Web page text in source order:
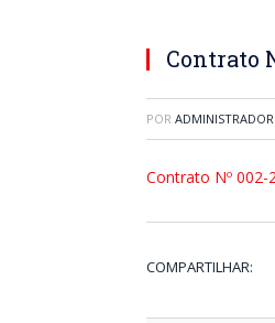
Contrato
POR ADMINISTRADOR
Contrato Nº 002-
COMPARTILHAR: